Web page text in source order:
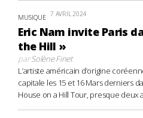
MUSIQUE 7 AVRIL 2024
Eric Nam invite Paris
the Hill »
parSolène Finet
L’artiste américain d’origine
capitale les 15 et 16 Mars derniers
House on a Hill Tour, presque deux